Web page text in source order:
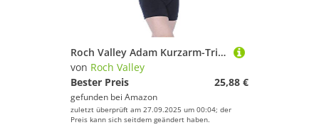
Roch Valley Adam Kurzarm-Trikot für Herren und Jungen Schwarz Erwachsene S
von Roch Valley
Bester Preis
25,88 €
gefunden bei Amazon
zuletzt überprüft am 27.09.2025 um 00:04; der
Preis kann sich seitdem geändert haben.